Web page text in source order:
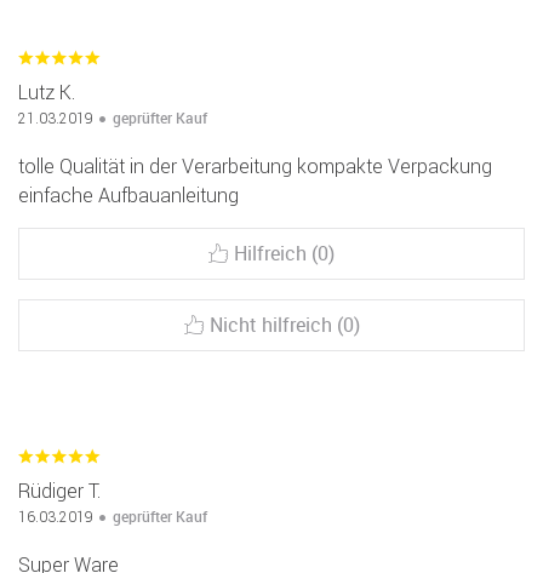
Lutz K.
21.03.2019 geprüfter Kauf
tolle Qualität in der Verarbeitung kompakte Verpackung
einfache Aufbauanleitung
Hilfreich (0)
Nicht hilfreich (0)
Rüdiger T.
16.03.2019 geprüfter Kauf
Super Ware